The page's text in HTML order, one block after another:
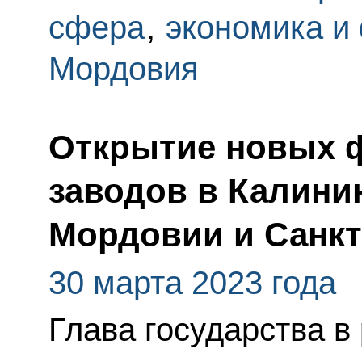
сфера, экономика
Мордовия
Открытие новых
заводов в
Мордовии и
30 марта 2023 года
Глава государства